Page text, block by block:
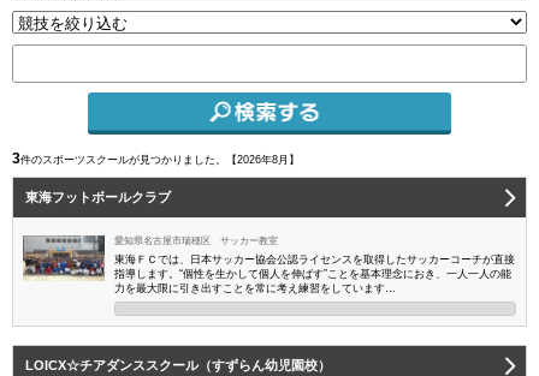
3件のスポーツスクールが見つかりました。【2026年8月】
東海フットボールクラブ
愛知県名古屋市瑞穂区 サッカー教室
東海ＦＣでは、日本サッカー協会公認ライセンスを取得したサッカーコーチが直接
指導します。“個性を生かして個人を伸ばす”ことを基本理念におき、一人一人の能
力を最大限に引き出すことを常に考え練習をしています…
LOICX☆チアダンススクール（すずらん幼児園校）